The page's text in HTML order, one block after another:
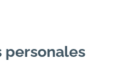
personales